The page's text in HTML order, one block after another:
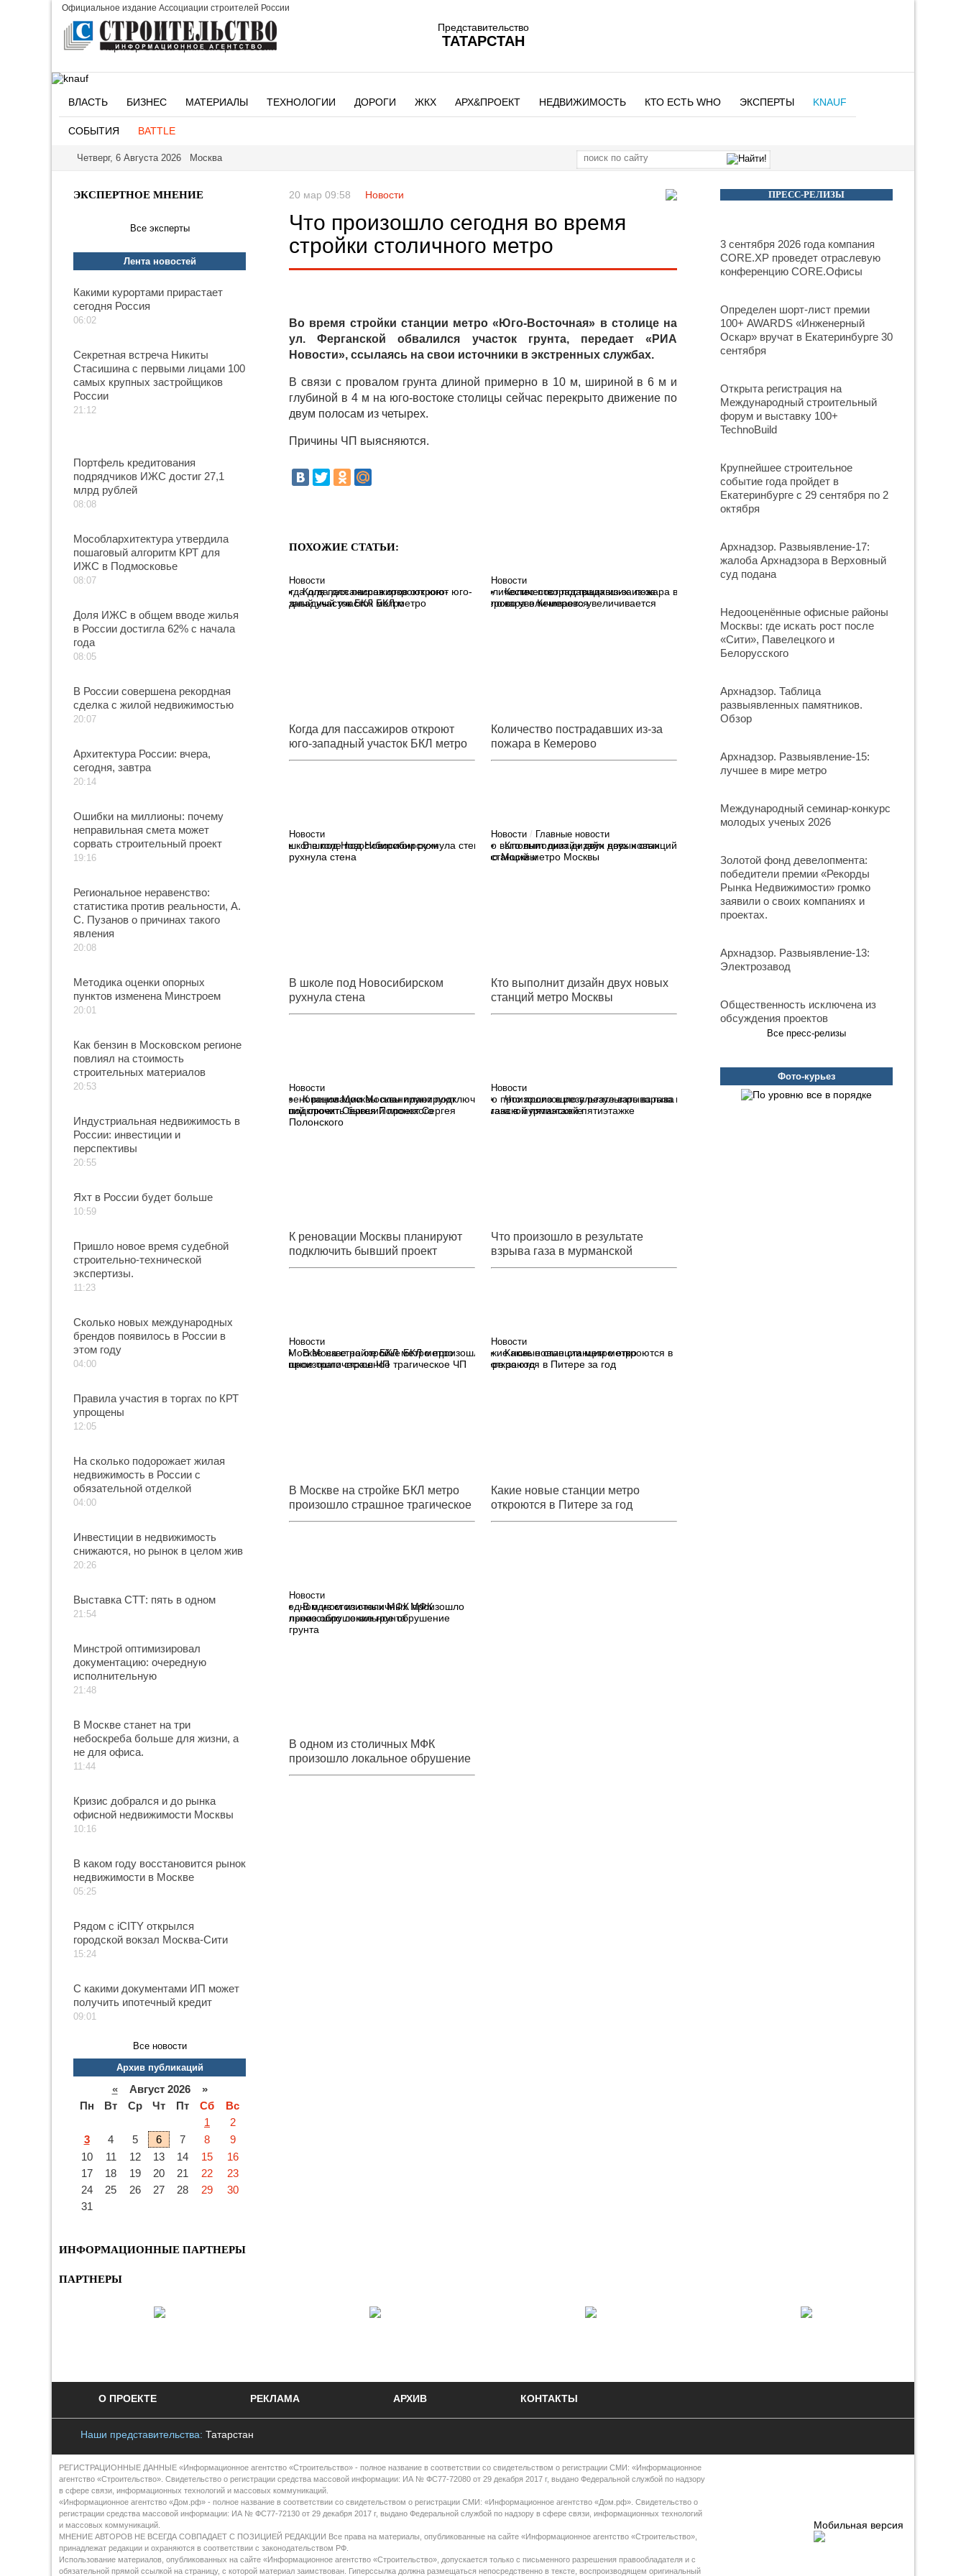
Официальное издание Ассоциации строителей России
Партнер Союза архитекторов России
Представительство
ТАТАРСТАН
ВЛАСТЬ БИЗНЕС МАТЕРИАЛЫ ТЕХНОЛОГИИ ДОРОГИ ЖКХ АРХ&ПРОЕКТ НЕДВИЖИМОСТЬ КТО ЕСТЬ WHO ЭКСПЕРТЫ KNAUF
СОБЫТИЯ BATTLE
Четверг, 6 Августа 2026 Москва
ЭКСПЕРТНОЕ МНЕНИЕ
Все эксперты
Лента новостей
Какими курортами прирастает
сегодня Россия
06:02
Секретная встреча Никиты
Стасишина с первыми лицами 100
самых крупных застройщиков
России
21:12
Портфель кредитования
подрядчиков ИЖС достиг 27,1
млрд рублей
08:08
Мособлархитектура утвердила
пошаговый алгоритм КРТ для
ИЖС в Подмосковье
08:07
Доля ИЖС в общем вводе жилья
в России достигла 62% с начала
года
08:05
В России совершена рекордная
сделка с жилой недвижимостью
20:07
Архитектура России: вчера,
сегодня, завтра
20:14
Ошибки на миллионы: почему
неправильная смета может
сорвать строительный проект
19:16
Региональное неравенство:
статистика против реальности, А.
С. Пузанов о причинах такого
явления
20:08
Методика оценки опорных
пунктов изменена Минстроем
20:01
Как бензин в Московском регионе
повлиял на стоимость
строительных материалов
20:53
Индустриальная недвижимость в
России: инвестиции и
перспективы
20:55
Яхт в России будет больше
10:59
Пришло новое время судебной
строительно-технической
экспертизы.
11:23
Сколько новых международных
брендов появилось в России в
этом году
04:00
Правила участия в торгах по КРТ
упрощены
12:05
На сколько подорожает жилая
недвижимость в России с
обязательной отделкой
04:00
Инвестиции в недвижимость
снижаются, но рынок в целом жив
20:26
Выставка СТТ: пять в одном
21:54
Минстрой оптимизировал
документацию: очередную
исполнительную
21:48
В Москве станет на три
небоскреба больше для жизни, а
не для офиса.
11:44
Кризис добрался и до рынка
офисной недвижимости Москвы
10:16
В каком году восстановится рынок
недвижимости в Москве
05:25
Рядом с iCITY открылся
городской вокзал Москва-Сити
15:24
С какими документами ИП может
получить ипотечный кредит
09:01
Все новости
Архив публикаций
«Август 2026 »
Пн
Вт Ср Чт Пт Сб
Вс
1
2
3
4 5 6 7 8
9
10
11 12 13 14 15
16
17
18 19 20 21 22
23
24
25 26 27 28 29
30
31
20 мар 09:58 Новости
Что произошло сегодня во время
стройки столичного метро
Во время стройки станции метро «Юго-Восточная» в столице на
ул. Ферганской обвалился участок грунта, передает «РИА
Новости», ссылаясь на свои источники в экстренных службах.
В связи с провалом грунта длиной примерно в 10 м, шириной в 6 м и
глубиной в 4 м на юго-востоке столицы сейчас перекрыто движение по
двум полосам из четырех.
Причины ЧП выясняются.
ПОХОЖИЕ СТАТЬИ:
Новости
Когда для пассажиров откроют юго-
западный участок БКЛ метро
Когда для пассажиров откроют
юго-западный участок БКЛ метро
Новости
Количество пострадавших из-за
пожара в Кемерово увеличивается
Количество пострадавших из-за
пожара в Кемерово
увеличивается
Новости
В школе под Новосибирском
рухнула стена
В школе под Новосибирском
рухнула стена
Новости/ Главные новости
Кто выполнит дизайн двух новых
станций метро Москвы
Кто выполнит дизайн двух новых
станций метро Москвы
Новости
К реновации Москвы планируют
подключить бывший проект Сергея
Полонского
К реновации Москвы планируют
подключить бывший проект
Сергея Полонского
Новости
Что произошло в результате взрыва
газа в мурманской пятиэтажке
Что произошло в результате
взрыва газа в мурманской
пятиэтажке
Новости
В Москве на стройке БКЛ метро
произошло страшное трагическое ЧП
В Москве на стройке БКЛ метро
произошло страшное трагическое
ЧП
Новости
Какие новые станции метро
откроются в Питере за год
Какие новые станции метро
откроются в Питере за год
Новости
В одном из столичных МФК
произошло локальное обрушение
грунта
В одном из столичных МФК
произошло локальное обрушение
грунта
ПРЕСС-РЕЛИЗЫ
3 сентября 2026 года компания
CORE.XP проведет отраслевую
конференцию CORE.Офисы
Определен шорт-лист премии
100+ AWARDS «Инженерный
Оскар» вручат в Екатеринбурге 30
сентября
Открыта регистрация на
Международный строительный
форум и выставку 100+
TechnoBuild
Крупнейшее строительное
событие года пройдет в
Екатеринбурге с 29 сентября по 2
октября
Архнадзор. Развыявление-17:
жалоба Архнадзора в Верховный
суд подана
Недооценённые офисные районы
Москвы: где искать рост после
«Сити», Павелецкого и
Белорусского
Архнадзор. Таблица
развыявленных памятников.
Обзор
Архнадзор. Развыявление-15:
лучшее в мире метро
Международный семинар-конкурс
молодых ученых 2026
Золотой фонд девелопмента:
победители премии «Рекорды
Рынка Недвижимости» громко
заявили о своих компаниях и
проектах.
Архнадзор. Развыявление-13:
Электрозавод
Общественность исключена из
обсуждения проектов
Все пресс-релизы
Фото-курьез
ИНФОРМАЦИОННЫЕ ПАРТНЕРЫ
ПАРТНЕРЫ
О ПРОЕКТЕ РЕКЛАМА АРХИВ КОНТАКТЫ
Наши представительства: Татарстан
Мобильная версия
РЕГИСТРАЦИОННЫЕ ДАННЫЕ «Информационное агентство «Строительство» - полное название в соответствии со свидетельством о регистрации СМИ: «Информационное
агентство «Строительство». Свидетельство о регистрации средства массовой информации: ИА № ФС77-72080 от 29 декабря 2017 г, выдано Федеральной службой по надзору
в сфере связи, информационных технологий и массовых коммуникаций.
«Информационное агентство «Дом.рф» - полное название в соответствии со свидетельством о регистрации СМИ: «Информационное агентство «Дом.рф». Свидетельство о
регистрации средства массовой информации: ИА № ФС77-72130 от 29 декабря 2017 г, выдано Федеральной службой по надзору в сфере связи, информационных технологий
и массовых коммуникаций.
МНЕНИЕ АВТОРОВ НЕ ВСЕГДА СОВПАДАЕТ С ПОЗИЦИЕЙ РЕДАКЦИИ Все права на материалы, опубликованные на сайте «Информационное агентство «Строительство»,
принадлежат редакции и охраняются в соответствии с законодательством РФ.
Использование материалов, опубликованных на сайте «Информационное агентство «Строительство», допускается только с письменного разрешения правообладателя и с
обязательной прямой ссылкой на страницу, с которой материал заимствован. Гиперссылка должна размещаться непосредственно в тексте, воспроизводящем оригинальный